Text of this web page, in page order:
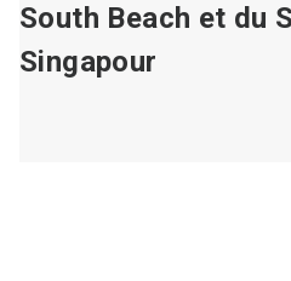
South Beach et du
Singapour